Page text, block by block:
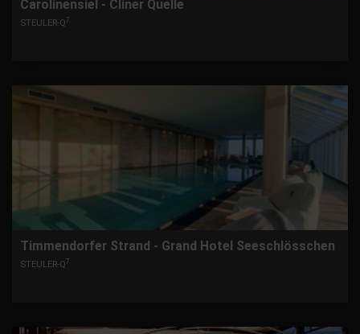
Carolinensiel - Cliner Quelle
STEULER-Q7
Timmendorfer Strand - Grand Hotel Seeschlösschen
STEULER-Q7